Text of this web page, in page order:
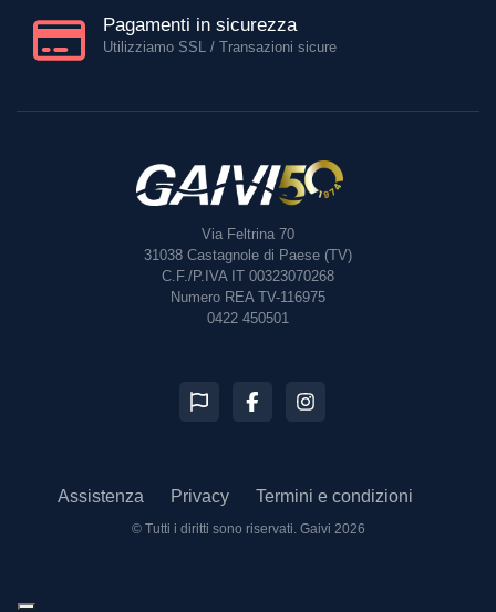
Pagamenti in sicurezza
Utilizziamo SSL / Transazioni sicure
Via Feltrina 70
31038 Castagnole di Paese (TV)
C.F./P.IVA IT 00323070268
Numero REA TV-116975
0422 450501
Assistenza Privacy Termini e condizioni
© Tutti i diritti sono riservati. Gaivi 2026